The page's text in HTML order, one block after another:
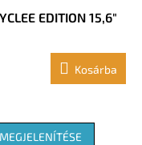
EDITION 15,6"
Kosárba